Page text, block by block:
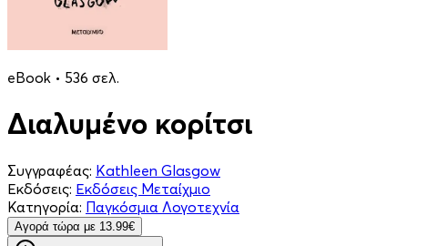
eBook • 536 σελ.
Διαλυμένο κορίτσι
Συγγραφέας: Kathleen Glasgow
Εκδόσεις: Εκδόσεις Μεταίχμιο
Κατηγορία: Παγκόσμια Λογοτεχνία
Aγορά τώρα με 13.99€